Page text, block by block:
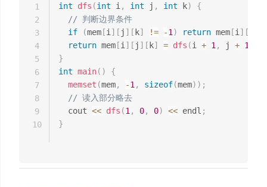
int dfs (int i , int j , int k)
{
// 判断边界条件
if
(mem[i ] [ j ] [k] != -1 ) return mem[i ] [
return mem[i ] [ j ] [k] = dfs (i + 1 , j + 1
}
int main( )
{
memset (mem, -1 , sizeof(mem) ) ;
// 读入部分略去
  cout
<< dfs (1 , 0, 0) << endl ;
}
1
2
3
4
5
6
7
8
9
10